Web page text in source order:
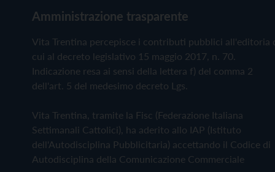
Amministrazione trasparente
Vita Trentina percepisce i contributi pubblici all'editoria
cui al decreto legislativo 15 maggio 2017, n. 70.
Indicazione resa ai sensi della lettera f) del comma 2
dell'art. 5 del medesimo decreto Lgs.
Vita Trentina, tramite la Fisc (Federazione Italiana
Settimanali Cattolici), ha aderito allo IAP (Istituto
dell'Autodisciplina Pubblicitaria) accettando il Codice di
Autodisciplina della Comunicazione Commerciale